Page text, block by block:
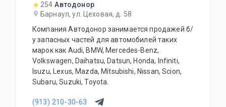
254 Автодонор
Барнаул, ул. Цеховая, д. 58
Компания Автодонор занимается продажей б/
у запасных частей для автомобилей таких
марок как Audi, BMW, Mercedes-Benz,
Volkswagen, Daihatsu, Datsun, Honda, Infiniti,
Isuzu, Lexus, Mazda, Mitsubishi, Nissan, Scion,
Subaru, Suzuki, Toyota.
(913) 210-30-63